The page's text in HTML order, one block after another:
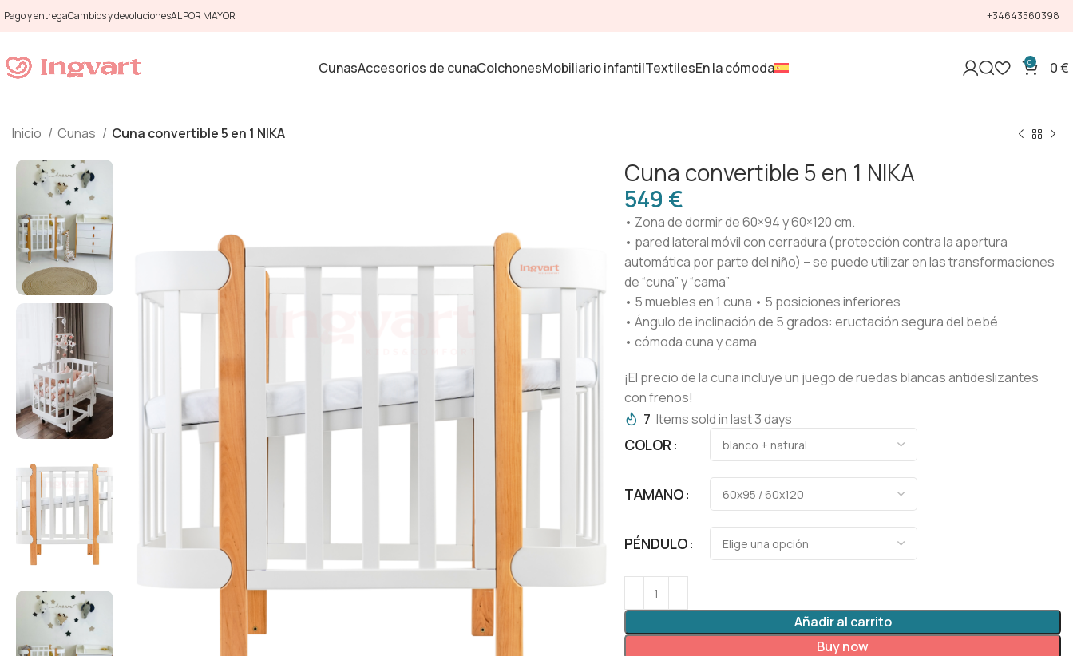
Pago y entregaCambios y devolucionesAL POR MAYOR +34643560398
CunasAccesorios de cunaColchonesMobiliario infantilTextilesEn la cómoda 0 0€
Inicio Cunas Cuna convertible 5 en 1 NIKA
Cuna convertible 5 en 1 NIKA
€
• Zona de dormir de 60×94 y 60×120 cm.
• pared lateral móvil con cerradura (protección contra la apertura
automática por parte del niño) – se puede utilizar en las transformaciones
de “cuna” y “cama”
• 5 muebles en 1 cuna • 5 posiciones inferiores
• Ángulo de inclinación de 5 grados: eructación segura del bebé
• cómoda cuna y cama
¡El precio de la cuna incluye un juego de ruedas blancas antideslizantes
con frenos!
7 Items sold in last 3 days
COLOR
TAMANO
PÉNDULO
Añadir al carrito
Buy now